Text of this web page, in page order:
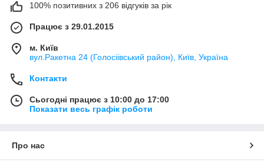
100% позитивних з 206 відгуків за рік
Працює з 29.01.2015
м. Київ
вул.Ракетна 24 (Голосіівський район), Київ, Україна
Контакти
Сьогодні працює з 10:00 до 17:00
Показати весь графік роботи
Про нас